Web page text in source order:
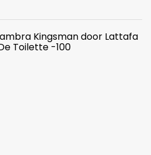
Kingsman door Lattafa
Toilette -100